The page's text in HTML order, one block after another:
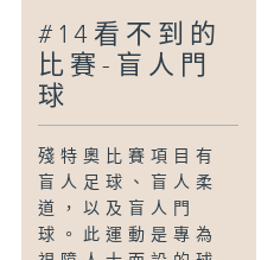
#14看不到的
比賽-盲人門
球
殘特奧比賽項目有
盲人足球、盲人柔
道，以及盲人門
球。此運動是專為